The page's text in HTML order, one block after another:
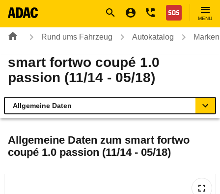
Nothilfe
MENÜ
Rund ums Fahrzeug Autokatalog
smart fortwo coupé 1.0
passion (11/14 - 05/18)
Allgemeine Daten
Technische Daten
Allgemeine Daten zum smart fortwo
coupé 1.0 passion (11/14 - 05/18)